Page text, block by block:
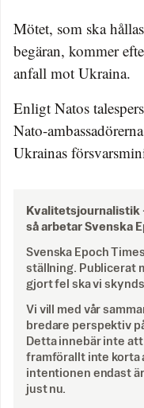
Mötet, som ska
begäran, kommer
anfall mot Ukraina.
Enligt Natos
Nato-
Ukrainas
Kvalitetsjournalistik
så arbetar Svenska
Svenska Epoch
ställning. Publicerat
gjort fel ska vi
Vi vill med vår
bredare perspektiv
Detta innebär inte
framförallt inte korta
intentionen endast
just nu.